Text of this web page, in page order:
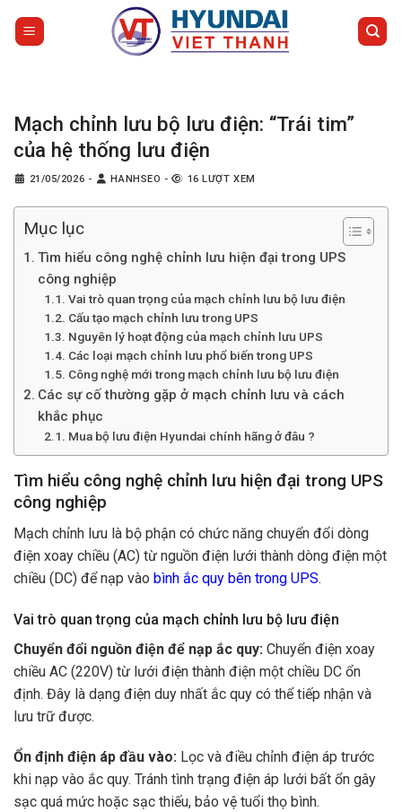
Mạch chỉnh lưu bộ lưu điện: “Trái tim”
của hệ thống lưu điện
21/05/2026 - HANHSEO - 16 LƯỢT XEM
Mục lục
Tìm hiểu công nghệ chỉnh lưu hiện đại trong UPS
công nghiệp
Vai trò quan trọng của mạch chỉnh lưu bộ lưu điện
Cấu tạo mạch chỉnh lưu trong UPS
Nguyên lý hoạt động của mạch chỉnh lưu UPS
Các loại mạch chỉnh lưu phổ biến trong UPS
Công nghệ mới trong mạch chỉnh lưu bộ lưu điện
Các sự cố thường gặp ở mạch chỉnh lưu và cách
khắc phục
Mua bộ lưu điện Hyundai chính hãng ở đâu ?
Tìm hiểu công nghệ chỉnh lưu hiện đại trong UPS
công nghiệp
Mạch chỉnh lưu là bộ phận có chức năng chuyển đổi dòng
điện xoay chiều (AC) từ nguồn điện lưới thành dòng điện một
chiều (DC) để nạp vào bình ắc quy bên trong UPS.
Vai trò quan trọng của mạch chỉnh lưu bộ lưu điện
Chuyển đổi nguồn điện để nạp ắc quy: Chuyển điện xoay
chiều AC (220V) từ lưới điện thành điện một chiều DC ổn
định. Đây là dạng điện duy nhất ắc quy có thể tiếp nhận và
lưu trữ được.
Ổn định điện áp đầu vào: Lọc và điều chỉnh điện áp trước
khi nạp vào ắc quy. Tránh tình trạng điện áp lưới bất ổn gây
sạc quá mức hoặc sạc thiếu, bảo vệ tuổi thọ bình.